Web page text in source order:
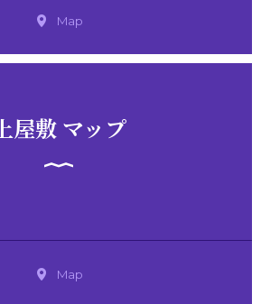
Map
上屋敷 マップ
Map